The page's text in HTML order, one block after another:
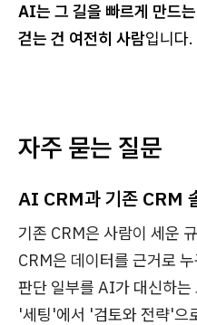
AI는 그 길을 빠르게 만드
걷는 건 여전히 사람입니다.
자주 묻는 질문
AI CRM과 기존 CRM
기존 CRM은 사람이 세운
CRM은 데이터를 근거로
판단 일부를 AI가 대신하는
'세팅'에서 '검토와 전략'으